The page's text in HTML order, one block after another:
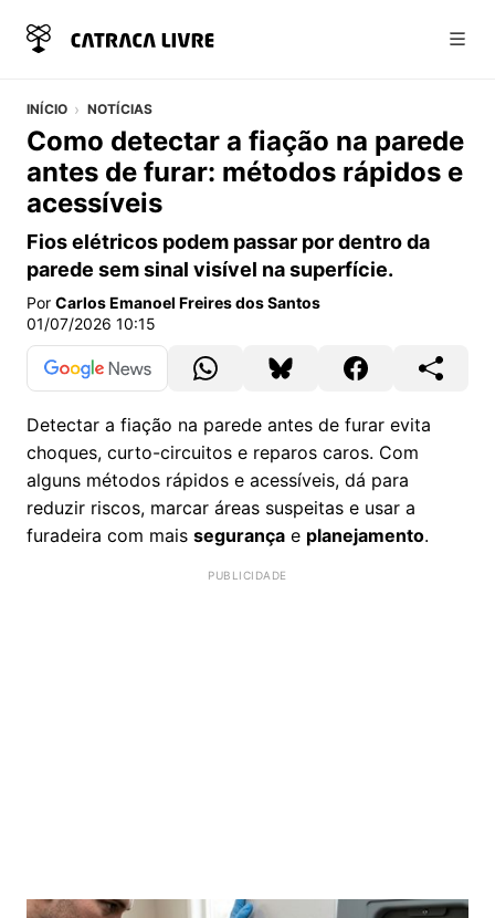
INÍCIO NOTÍCIAS
Como detectar a fiação na parede
antes de furar: métodos rápidos e
acessíveis
Fios elétricos podem passar por dentro da
parede sem sinal visível na superfície.
Por Carlos Emanoel Freires dos Santos
01/07/2026 10:15
Detectar a fiação na parede antes de furar evita
choques, curto-circuitos e reparos caros. Com
alguns métodos rápidos e acessíveis, dá para
reduzir riscos, marcar áreas suspeitas e usar a
furadeira com mais segurança e planejamento.